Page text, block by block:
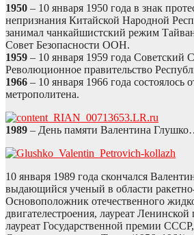
1950 – 10 января 1950 года в знак
непризнания Китайской Народной
занимал чанкайшистский режим
Совет Безопасности ООН.
1959 – 10 января 1959 года Советский
Революционное правительство
1966 – 10 января 1966 года состоялось
метрополитена.
1989 – День памяти Валентина
10 января 1989 года скончался
выдающийся ученый в области
Основоположник отечественного
двигателестроения, лауреат
лауреат Государственной премии